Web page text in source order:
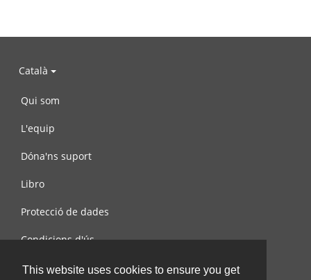
This website uses cookies to ensure you get
Català
Qui som
L'equip
Dóna'ns suport
Libro
Protecció de dades
Condicions d'ús
Contacta amb nosaltres